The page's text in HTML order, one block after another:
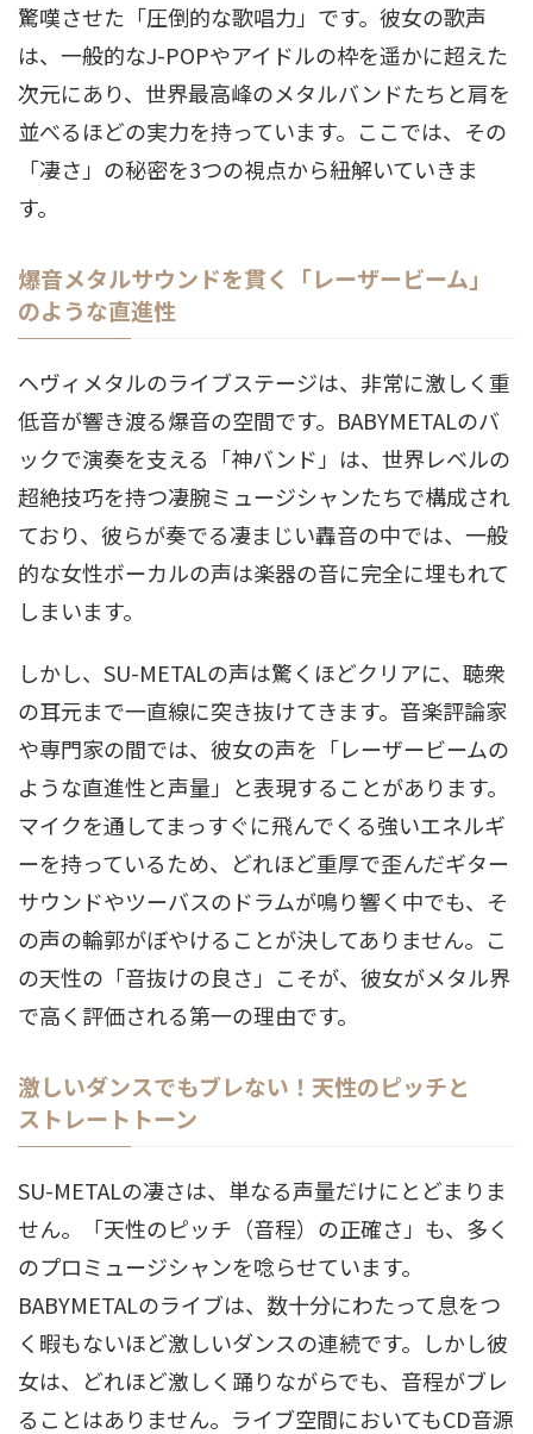
驚嘆させた「圧倒的な歌唱力」です。彼女の歌声
は、一般的なJ-POPやアイドルの枠を遥かに超えた
次元にあり、世界最高峰のメタルバンドたちと肩を
並べるほどの実力を持っています。ここでは、その
「凄さ」の秘密を3つの視点から紐解いていきま
す。
爆音メタルサウンドを貫く「レーザービーム」
のような直進性
ヘヴィメタルのライブステージは、非常に激しく重
低音が響き渡る爆音の空間です。BABYMETALのバ
ックで演奏を支える「神バンド」は、世界レベルの
超絶技巧を持つ凄腕ミュージシャンたちで構成され
ており、彼らが奏でる凄まじい轟音の中では、一般
的な女性ボーカルの声は楽器の音に完全に埋もれて
しまいます。
しかし、SU-METALの声は驚くほどクリアに、聴衆
の耳元まで一直線に突き抜けてきます。音楽評論家
や専門家の間では、彼女の声を「レーザービームの
ような直進性と声量」と表現することがあります。
マイクを通してまっすぐに飛んでくる強いエネルギ
ーを持っているため、どれほど重厚で歪んだギター
サウンドやツーバスのドラムが鳴り響く中でも、そ
の声の輪郭がぼやけることが決してありません。こ
の天性の「音抜けの良さ」こそが、彼女がメタル界
で高く評価される第一の理由です。
激しいダンスでもブレない！天性のピッチと
ストレートトーン
SU-METALの凄さは、単なる声量だけにとどまりま
せん。「天性のピッチ（音程）の正確さ」も、多く
のプロミュージシャンを唸らせています。
BABYMETALのライブは、数十分にわたって息をつ
く暇もないほど激しいダンスの連続です。しかし彼
女は、どれほど激しく踊りながらでも、音程がブレ
ることはありません。ライブ空間においてもCD音源